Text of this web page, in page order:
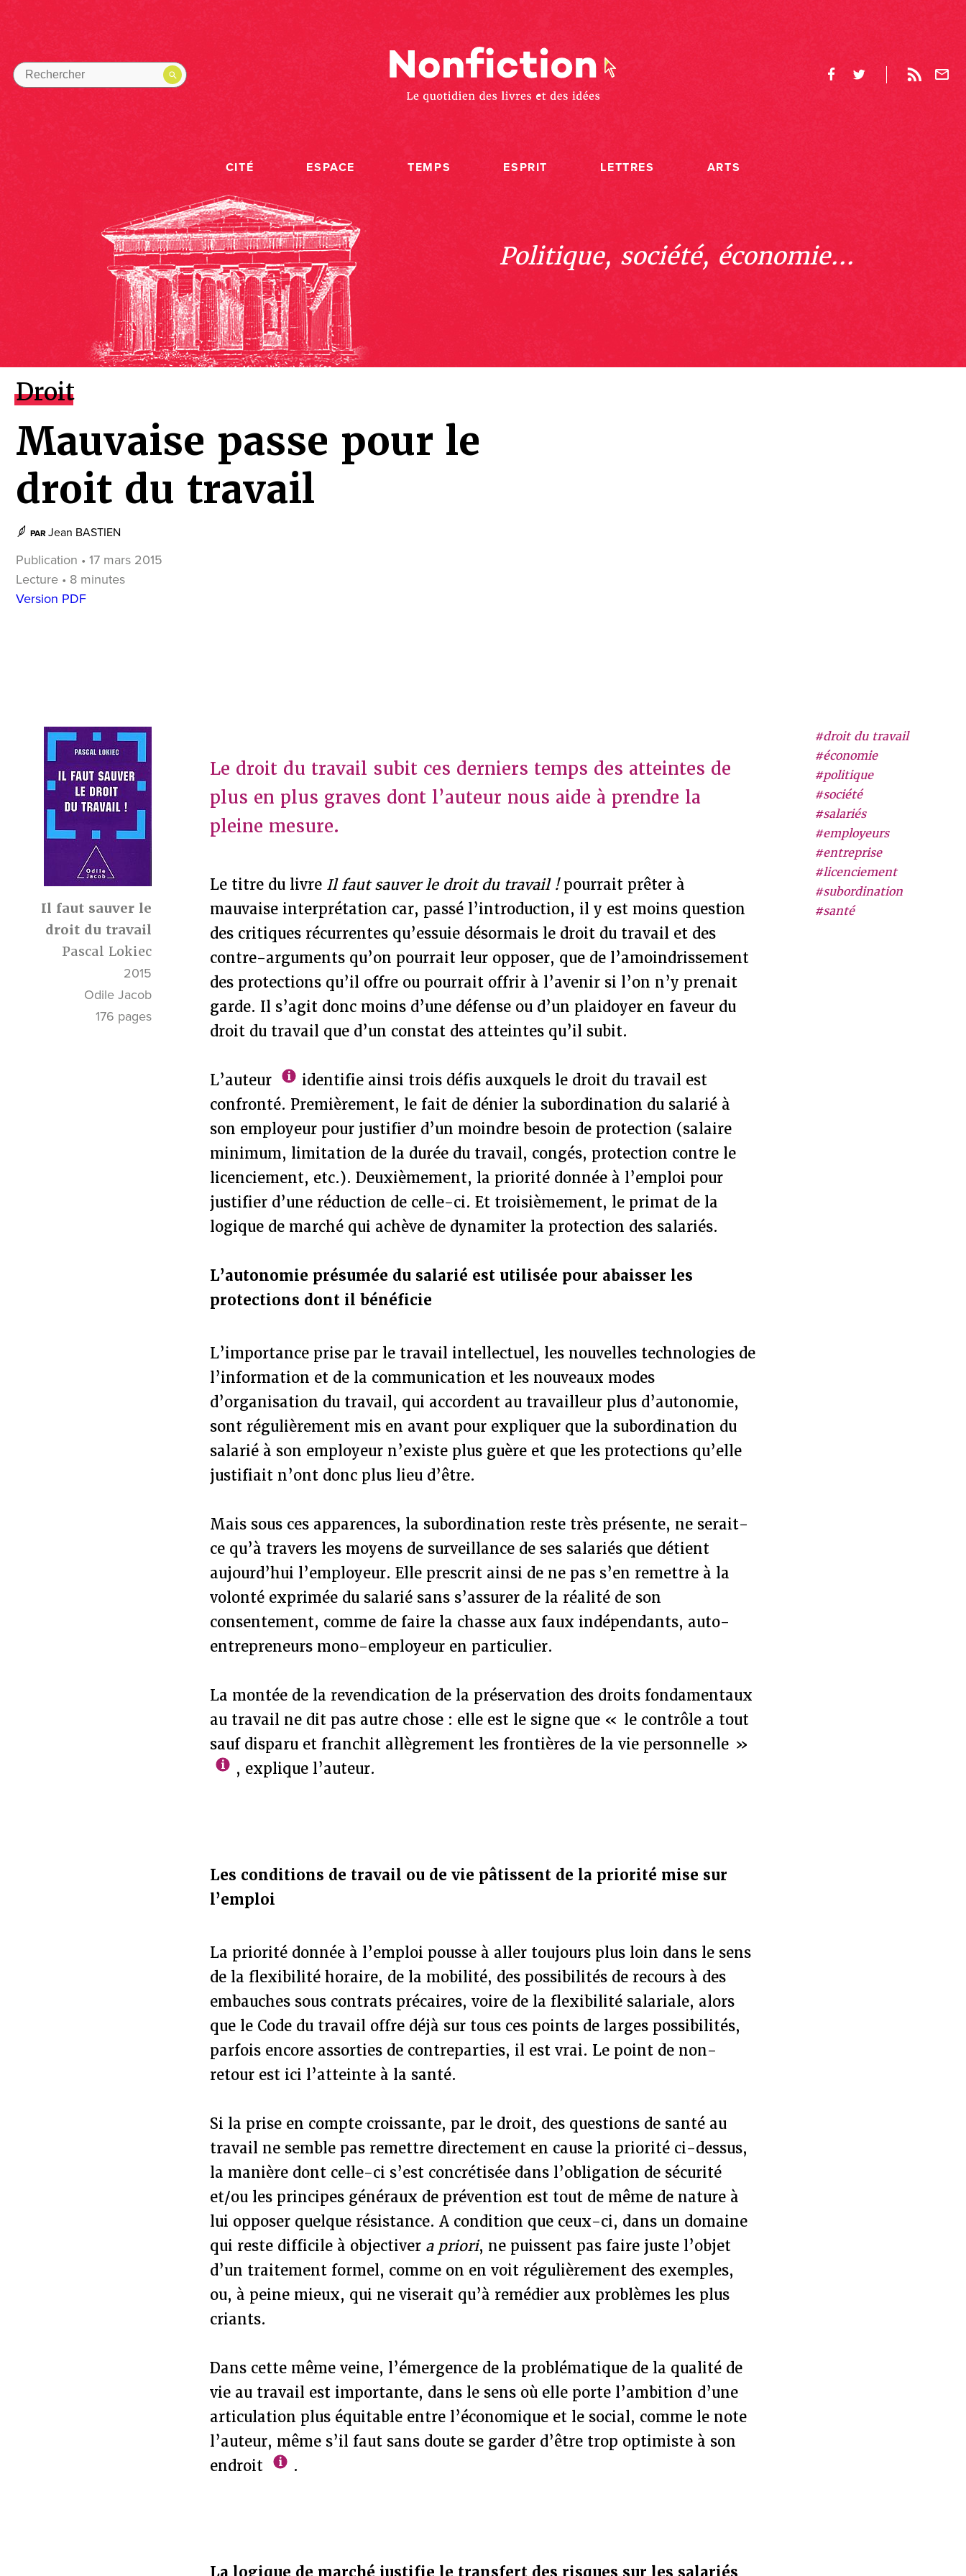
CITÉ ESPACE TEMPS ESPRIT LETTRES ARTS
Politique, société, économie...
Droit
Mauvaise passe pour le
droit du travail
PAR Jean BASTIEN
Publication • 17 mars 2015
Lecture • 8 minutes
Version PDF
Il faut sauver le
droit du travail
Pascal Lokiec
2015
Odile Jacob
176 pages
#droit du travail
#économie
#politique
#société
#salariés
#employeurs
#entreprise
#licenciement
#subordination
#santé
Le droit du travail subit ces derniers temps des atteintes de
plus en plus graves dont l’auteur nous aide à prendre la
pleine mesure.
Le titre du livre Il faut sauver le droit du travail !pourrait prêter à
mauvaise interprétation car, passé l’introduction, il y est moins question
des critiques récurrentes qu’essuie désormais le droit du travail et des
contre-arguments qu’on pourrait leur opposer, que de l’amoindrissement
des protections qu’il offre ou pourrait offrir à l’avenir si l’on n’y prenait
garde. Il s’agit donc moins d’une défense ou d’un plaidoyer en faveur du
droit du travail que d’un constat des atteintes qu’il subit.
L’auteur
identifie ainsi trois défis auxquels le droit du travail est
confronté. Premièrement, le fait de dénier la subordination du salarié à
son employeur pour justifier d’un moindre besoin de protection (salaire
minimum, limitation de la durée du travail, congés, protection contre le
licenciement, etc.). Deuxièmement, la priorité donnée à l’emploi pour
justifier d’une réduction de celle-ci. Et troisièmement, le primat de la
logique de marché qui achève de dynamiter la protection des salariés.
L’autonomie présumée du salarié est utilisée pour abaisser les
protections dont il bénéficie
L’importance prise par le travail intellectuel, les nouvelles technologies de
l’information et de la communication et les nouveaux modes
d’organisation du travail, qui accordent au travailleur plus d’autonomie,
sont régulièrement mis en avant pour expliquer que la subordination du
salarié à son employeur n’existe plus guère et que les protections qu’elle
justifiait n’ont donc plus lieu d’être.
Mais sous ces apparences, la subordination reste très présente, ne serait-
ce qu’à travers les moyens de surveillance de ses salariés que détient
aujourd’hui l’employeur. Elle prescrit ainsi de ne pas s’en remettre à la
volonté exprimée du salarié sans s’assurer de la réalité de son
consentement, comme de faire la chasse aux faux indépendants, auto-
entrepreneurs mono-employeur en particulier.
La montée de la revendication de la préservation des droits fondamentaux
au travail ne dit pas autre chose : elle est le signe que « le contrôle a tout
sauf disparu et franchit allègrement les frontières de la vie personnelle »
, explique l’auteur.
Les conditions de travail ou de vie pâtissent de la priorité mise sur
l’emploi
La priorité donnée à l’emploi pousse à aller toujours plus loin dans le sens
de la flexibilité horaire, de la mobilité, des possibilités de recours à des
embauches sous contrats précaires, voire de la flexibilité salariale, alors
que le Code du travail offre déjà sur tous ces points de larges possibilités,
parfois encore assorties de contreparties, il est vrai. Le point de non-
retour est ici l’atteinte à la santé.
Si la prise en compte croissante, par le droit, des questions de santé au
travail ne semble pas remettre directement en cause la priorité ci-dessus,
la manière dont celle-ci s’est concrétisée dans l’obligation de sécurité
et/ou les principes généraux de prévention est tout de même de nature à
lui opposer quelque résistance. A condition que ceux-ci, dans un domaine
qui reste difficile à objectiver a priori, ne puissent pas faire juste l’objet
d’un traitement formel, comme on en voit régulièrement des exemples,
ou, à peine mieux, qui ne viserait qu’à remédier aux problèmes les plus
criants.
Dans cette même veine, l’émergence de la problématique de la qualité de
vie au travail est importante, dans le sens où elle porte l’ambition d’une
articulation plus équitable entre l’économique et le social, comme le note
l’auteur, même s’il faut sans doute se garder d’être trop optimiste à son
endroit
.